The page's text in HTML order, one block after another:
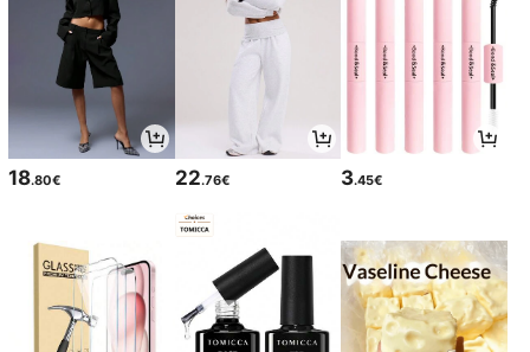
18.80€ 22.76€ 3.45€